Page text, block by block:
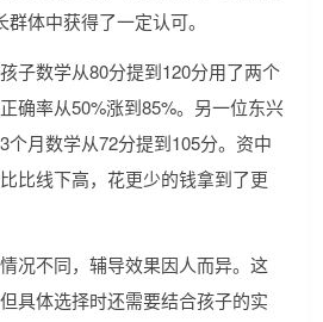
体中获得了一定认可。
子数学从80分提到120分用了两个
确率从50%涨到85%。另一位东兴
个月数学从72分提到105分。资中
比线下高，花更少的钱拿到了更
况不同，辅导效果因人而异。这
具体选择时还需要结合孩子的实